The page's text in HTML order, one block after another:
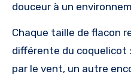
douceur à un
Chaque taille de flacon
différente du coquelicot
par le vent, un autre